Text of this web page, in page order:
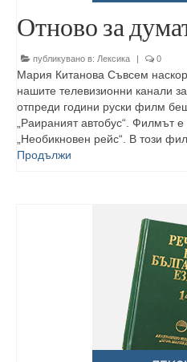
Отново за
публикувано в: Лексика | 0
Мария Китанова Съвсем
нашите телевизионни канали
отпреди години руски филм
„Раираният автобус“. Филмът
„Необикновен рейс“. В този
Продължи